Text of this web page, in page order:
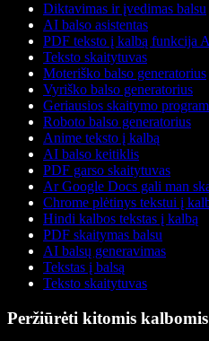
Diktavimas ir įvedimas balsu
AI balso asistentas
PDF teksto į kalbą funkcija
Teksto skaitytuvas
Moteriško balso generatorius
Vyriško balso generatorius
Geriausios skaitymo
Roboto balso generatorius
Anime teksto į kalbą
AI balso keitiklis
PDF garso skaitytuvas
Ar Google Docs gali man
Chrome plėtinys tekstui į
Hindi kalbos tekstas į kalbą
PDF skaitymas balsu
AI balsų generavimas
Tekstas į balsą
Teksto skaitytuvas
Peržiūrėti kitomis kalbomis